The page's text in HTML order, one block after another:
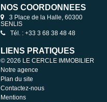
NOS COORDONNÉES
3 Place de la Halle, 60300
SENLIS
Tél. : +33 3 68 38 48 48
LIENS PRATIQUES
© 2026 LE CERCLE IMMOBILIER
Notre agence
Plan du site
Contactez-nous
Mentions